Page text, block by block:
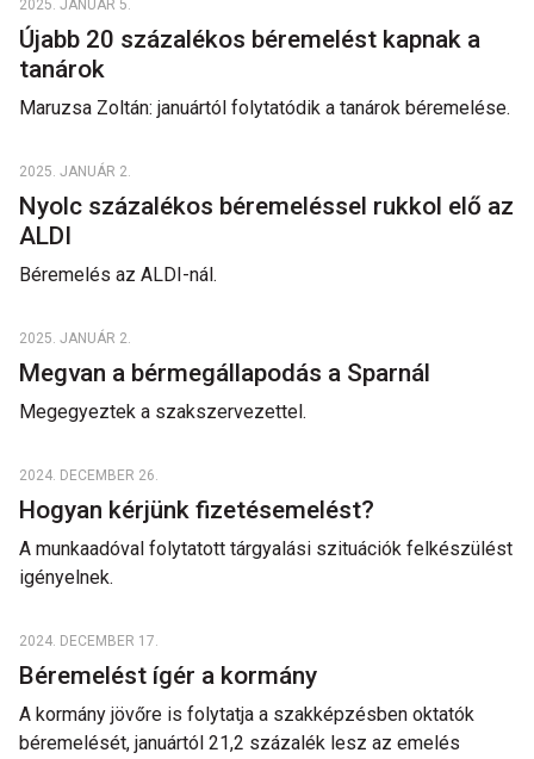
2025. JANUÁR 5.
Újabb 20 százalékos béremelést kapnak a
tanárok
Maruzsa Zoltán: januártól folytatódik a tanárok béremelése.
2025. JANUÁR 2.
Nyolc százalékos béremeléssel rukkol elő az
ALDI
Béremelés az ALDI-nál.
2025. JANUÁR 2.
Megvan a bérmegállapodás a Sparnál
Megegyeztek a szakszervezettel.
2024. DECEMBER 26.
Hogyan kérjünk fizetésemelést?
A munkaadóval folytatott tárgyalási szituációk felkészülést
igényelnek.
2024. DECEMBER 17.
Béremelést ígér a kormány
A kormány jövőre is folytatja a szakképzésben oktatók
béremelését, januártól 21,2 százalék lesz az emelés